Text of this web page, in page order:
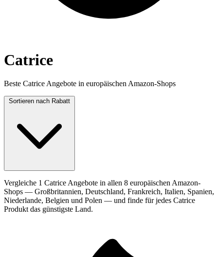
Catrice
Beste Catrice Angebote in europäischen Amazon-Shops
Sortieren nach Rabatt
Vergleiche 1 Catrice Angebote in allen 8 europäischen Amazon-
Shops — Großbritannien, Deutschland, Frankreich, Italien, Spanien,
Niederlande, Belgien und Polen — und finde für jedes Catrice
Produkt das günstigste Land.